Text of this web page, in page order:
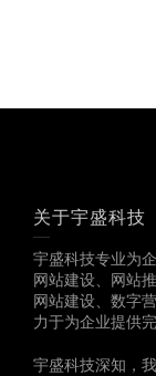
关于宇盛科技
宇盛科技专业为
网站建设、网站
网站建设、数字
力于为企业提供
宇盛科技深知，